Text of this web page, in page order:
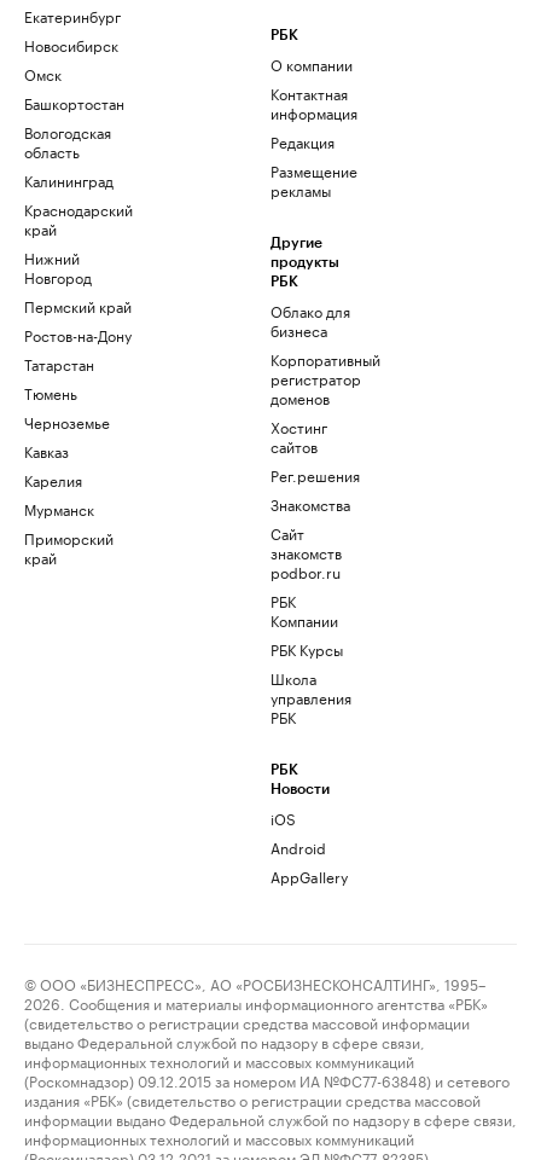
Екатеринбург
Новосибирск
Омск
Башкортостан
Вологодская
область
Калининград
Краснодарский
край
Нижний
Новгород
Пермский край
Ростов-на-Дону
Татарстан
Тюмень
Черноземье
Кавказ
Карелия
Мурманск
Приморский
край
РБК
О компании
Контактная
информация
Редакция
Размещение
рекламы
Другие
продукты
РБК
Облако для
бизнеса
Корпоративный
регистратор
доменов
Хостинг
сайтов
Рег.решения
Знакомства
Сайт
знакомств
podbor.ru
РБК
Компании
РБК Курсы
Школа
управления
РБК
РБК
Новости
iOS
Android
AppGallery
© ООО «БИЗНЕСПРЕСС», АО «РОСБИЗНЕСКОНСАЛТИНГ», 1995–
2026. Сообщения и материалы информационного агентства «РБК»
(свидетельство о регистрации средства массовой информации
выдано Федеральной службой по надзору в сфере связи,
информационных технологий и массовых коммуникаций
(Роскомнадзор) 09.12.2015 за номером ИА №ФС77-63848) и сетевого
издания «РБК» (свидетельство о регистрации средства массовой
информации выдано Федеральной службой по надзору в сфере связи,
информационных технологий и массовых коммуникаций